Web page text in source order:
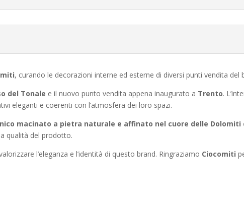
, curando le decorazioni interne ed esterne di diversi punti vendita del
del Tonale e il nuovo punto vendita appena inaugurato a Trento.
eleganti e coerenti con l’atmosfera dei loro spazi.
macinato a pietra naturale e affinato nel cuore delle Dolomiti
qualità del prodotto.
l’eleganza e l’identità di questo brand. Ringraziamo Ciocomiti